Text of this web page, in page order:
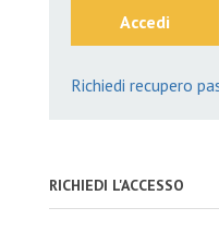
Accedi
Richiedi recupero
RICHIEDI L'ACCESSO